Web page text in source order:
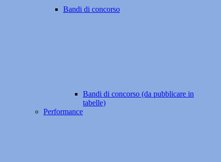
Bandi di concorso
Bandi di concorso (da pubblicare in
tabelle)
Performance